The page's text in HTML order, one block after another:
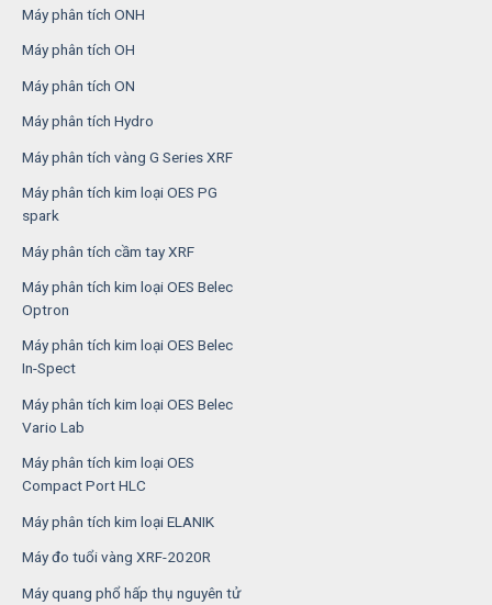
Máy phân tích ONH
Máy phân tích OH
Máy phân tích ON
Máy phân tích Hydro
Máy phân tích vàng G Series XRF
Máy phân tích kim loại OES PG
spark
Máy phân tích cầm tay XRF
Máy phân tích kim loại OES Belec
Optron
Máy phân tích kim loại OES Belec
In-Spect
Máy phân tích kim loại OES Belec
Vario Lab
Máy phân tích kim loại OES
Compact Port HLC
Máy phân tích kim loại ELANIK
Máy đo tuổi vàng XRF-2020R
Máy quang phổ hấp thụ nguyên tử